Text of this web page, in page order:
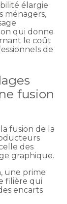
élargie
ménagers,
qui donne
le coût
de
fusion
fusion de la
des
graphique.
une prime
filière qui
encarts